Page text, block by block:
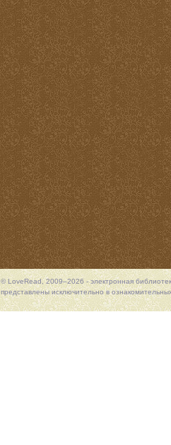
© LoveRead, 2009–2026 - электронная
представлены исключительно в